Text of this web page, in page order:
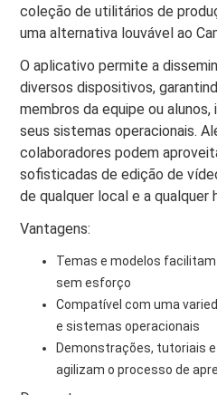
coleção de utilitários de
uma alternativa louvável ao
O aplicativo permite a
diversos dispositivos,
membros da equipe ou
seus sistemas operacionais.
colaboradores podem
sofisticadas de edição de
de qualquer local e a qualquer
Vantagens:
Temas e modelos
sem esforço
Compatível com uma
e sistemas operacionais
Demonstrações, tutoriais
agilizam o processo de